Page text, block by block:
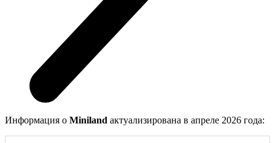
Информация о Miniland актуализирована в апреле 2026 года: